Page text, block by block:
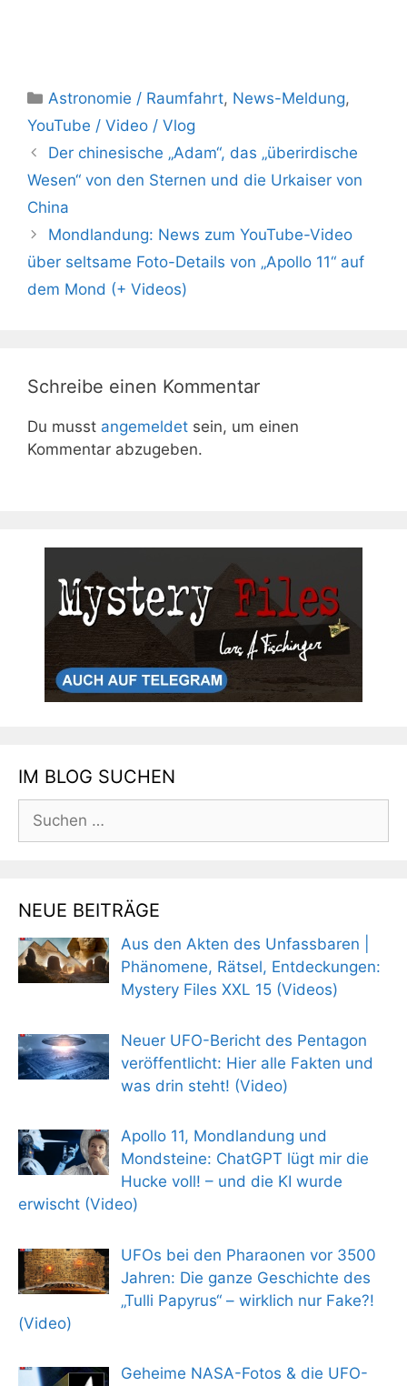
Kategorien
Astronomie / Raumfahrt, News-Meldung,
YouTube / Video / Vlog
Der chinesische „Adam“, das „überirdische
Wesen“ von den Sternen und die Urkaiser von
China
Mondlandung: News zum YouTube-Video
über seltsame Foto-Details von „Apollo 11“ auf
dem Mond (+ Videos)
Schreibe einen Kommentar
Du musst angemeldet sein, um einen
Kommentar abzugeben.
IM BLOG SUCHEN
Suchen
nach:
NEUE BEITRÄGE
Aus den Akten des Unfassbaren |
Phänomene, Rätsel, Entdeckungen:
Mystery Files XXL 15 (Videos)
Neuer UFO-Bericht des Pentagon
veröffentlicht: Hier alle Fakten und
was drin steht! (Video)
Apollo 11, Mondlandung und
Mondsteine: ChatGPT lügt mir die
Hucke voll! – und die KI wurde
erwischt (Video)
UFOs bei den Pharaonen vor 3500
Jahren: Die ganze Geschichte des
„Tulli Papyrus“ – wirklich nur Fake?!
(Video)
Geheime NASA-Fotos & die UFO-